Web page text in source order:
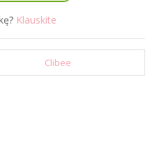
Klauskite
Clibee